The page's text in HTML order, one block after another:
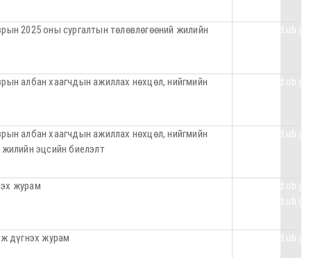
2025 оны сургалтын төлөвлөгөөний жилийн https://
албан хаагчдын ажиллах нөхцөл, нийгмийн https://
албан хаагчдын ажиллах нөхцөл, нийгмийн
жилийн эцсийн биелэлт
https://
журам
https://
https://
дүгнэх журам https://